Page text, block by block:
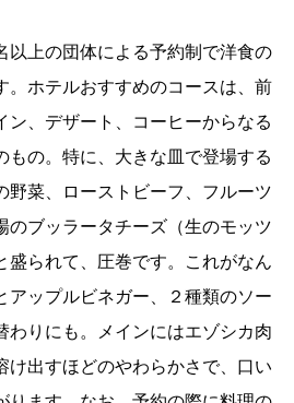
以上の団体による予約制で洋食の
。ホテルおすすめのコースは、前
ン、デザート、コーヒーからなる
もの。特に、大きな皿で登場する
野菜、ローストビーフ、フルーツ
のブッラータチーズ（生のモッツ
盛られて、圧巻です。これがなん
アップルビネガー、２種類のソー
わりにも。メインにはエゾシカ肉
け出すほどのやわらかさで、口い